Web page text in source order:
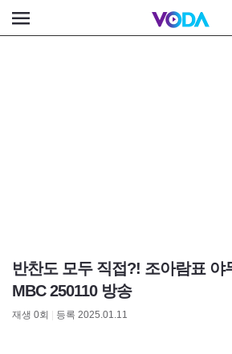
반찬도 모두 직접?! 조아람표 야
MBC 250110 방송
재생 0회 등록 2025.01.11